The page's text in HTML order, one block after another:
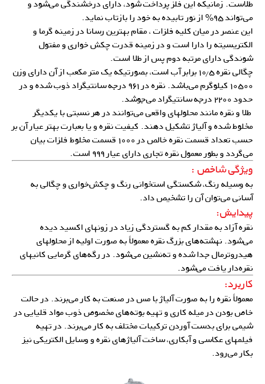
طلاست. زمانیکه این فلز پرداخت شود، دارای درخشندگی می‌شود و
می‌تواند ۹۵% از نور تابیده به خود را بازتاب نماید.
این عنصر در میان کلیه فلزات ، مقام بهترین رسانا در زمینه گرما و
الکتریسیته را دارا است و در زمینه قدرت چکش خواری و مفتول
شوندگی دارای مرتبه دوم پس از طلا است.
چگالی نقره ۱۰٫۵ برابر آب است، بصورتیکه یک متر مکعب از آن دارای وزن
۱۰۵۰۰ کیلوگرم می‌باشد. نقره در ۹۶۱ درجه سانتیگراد ذوب شده و در
حدود ۲۲۰۰ درجه سانتیگراد می‌جوشد.
طلا و نقره مانند محلولهای واقعی می‌توانند در هر نسبتی با یکدیگر
مخلوط شده و آلیاژ تشکیل دهند. کیفیت نقره و یا بعبارت بهتر عیار آن بر
حسب تعداد قسمت نقره خالص در ۱۰۰۰ قسمت مخلوط فلزات بیان
می‌گردد و بطور معمول نقره تجاری دارای عیار ۹۹۹ است.
ویژگی شاخص :
به وسیله رنگ، شکستگی استخوانی رنگ و چکش‌خواری و چگالی به
آسانی می‌توان آن را تشخیص داد.
پیدایش:
نقره آزاد به مقدار کم به گستردگی زیاد در زونهای اکسید دیده
می‌شود. نهشته‌های بزرگ نقره معمولاً به صورت اولیه از محلولهای
هیدروترمال جدا شده و ته‌‌نشین می‌شود. در رگه‌های گرمایی کانیهای
نقره‌دار یافت می‌شود.
کاربرد:
معمولاً نقره را به صورت آلیاژ با مس در صنعت به کار می‌برند. در حالت
خاص بودن در میله کاری و تهیه بوته‌های مخصوص ذوب مواد قلیایی در
شیمی برای بدست آوردن ترکیبات مختلف به کار می‌برند. در تهیه
فیلمهای عکاسی و آبکاری، ساختآلیاژهای نقرهو وسایل الکتریکی نیز
بکار می‌رود.